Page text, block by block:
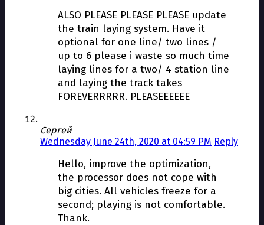
ALSO PLEASE PLEASE PLEASE update
the train laying system. Have it
optional for one line/ two lines /
up to 6 please i waste so much time
laying lines for a two/ 4 station line
and laying the track takes
FOREVERRRRR. PLEASEEEEEE
Сергей
Wednesday June 24th, 2020 at 04:59 PM Reply
Hello, improve the optimization,
the processor does not cope with
big cities. All vehicles freeze for a
second; playing is not comfortable.
Thank.